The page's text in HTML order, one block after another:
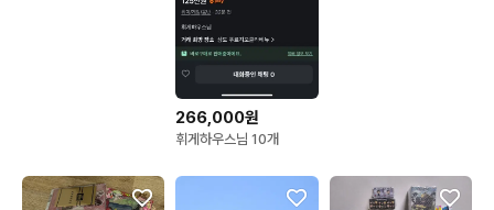
266,000원
휘게하우스님 10개